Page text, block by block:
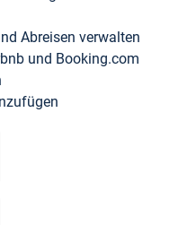
Abreisen verwalten
und Booking.com